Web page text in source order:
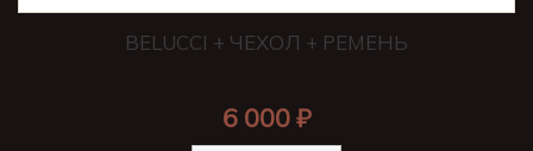
BELUCCI + ЧЕХОЛ + РЕМЕНЬ
6 000 ₽